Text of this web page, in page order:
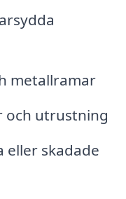
metallramar
och utrustning
eller skadade